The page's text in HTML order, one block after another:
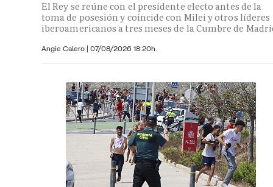
El Rey se reúne con el presidente electo antes de la
toma de posesión y coincide con Milei y otros líderes
iberoamericanos a tres meses de la Cumbre de
Angie Calero | 07/08/2026 18:20h.